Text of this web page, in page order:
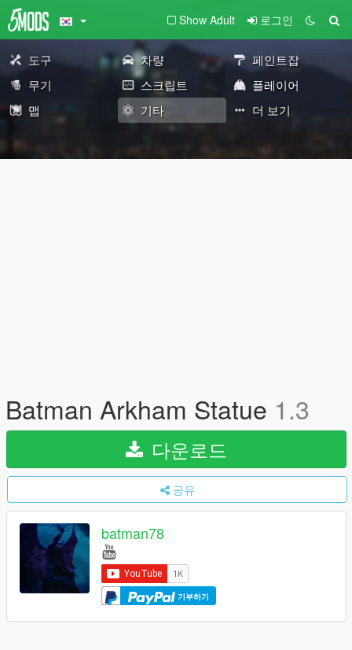
Show Adult 로그인
도구 차량
페인트잡
무기
스크립트
플레이어
맵
기타 더 보기
Batman Arkham Statue 1.3
다운로드
공유
batman78
기부하기